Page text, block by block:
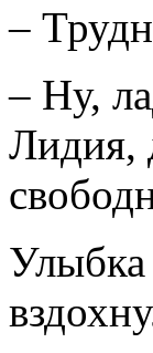
–
– Ну,
Лидия,